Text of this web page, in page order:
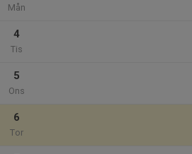
Mån
4
Tis
5
Ons
6
Tor